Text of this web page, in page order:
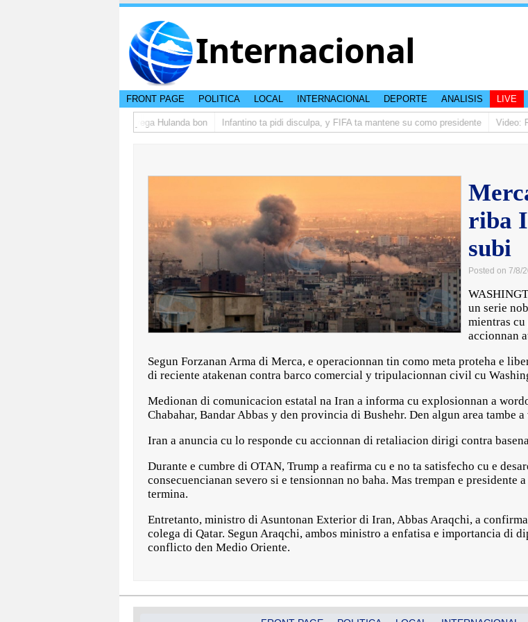
Internacional
FRONT PAGE POLITICA LOCAL INTERNACIONAL DEPORTE ANALISIS LIVE
di studiantenan di Aruba a yega Hulanda bon Infantino ta pidi disculpa, y FIFA ta mantene su como presidente Video:
riba
subi
Posted on 7/8/
un serie
mientras
accionnan
Segun Forzanan Arma di Merca, e operacionnan tin como meta proteha e
di reciente atakenan contra barco comercial y tripulacionnan civil cu
Medionan di comunicacion estatal na Iran a informa cu explosionnan a
Chabahar, Bandar Abbas y den provincia di Bushehr. Den algun area
Iran a anuncia cu lo responde cu accionnan di retaliacion dirigi contra
Durante e cumbre di OTAN, Trump a reafirma cu e no ta satisfecho cu e
consecuencianan severo si e tensionnan no baha. Mas trempan e presidente
termina.
Entretanto, ministro di Asuntonan Exterior di Iran, Abbas Araqchi, a
colega di Qatar. Segun Araqchi, ambos ministro a enfatisa e importancia di
conflicto den Medio Oriente.